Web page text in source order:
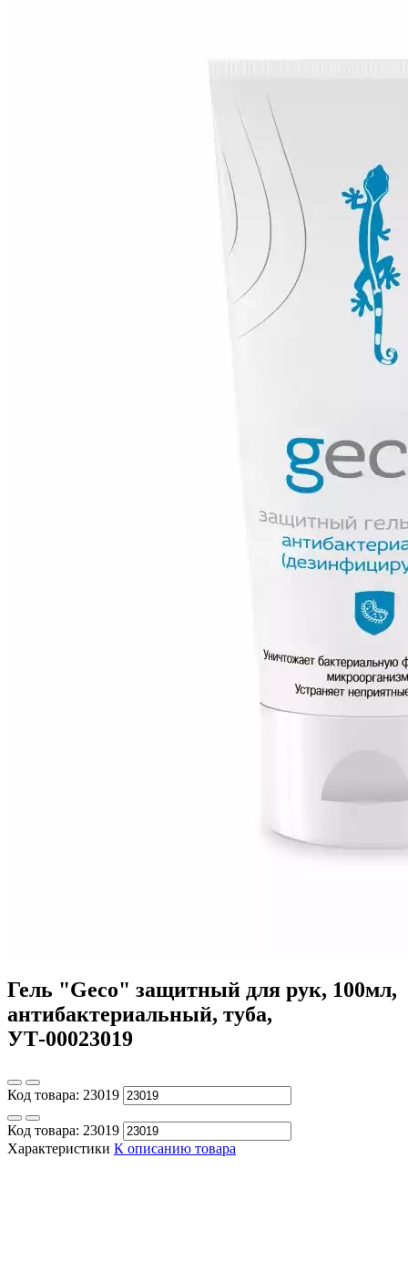
Гель "Geco" защитный для рук, 100мл,
антибактериальный, туба,
УТ-00023019
Код товара: 23019
Код товара: 23019
Характеристики К описанию товара